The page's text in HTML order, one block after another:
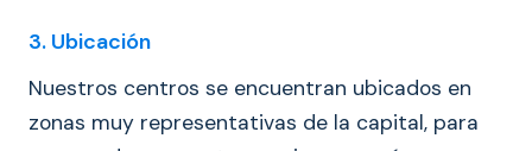
3. Ubicación
Nuestros centros se encuentran ubicados en
zonas muy representativas de la capital, para